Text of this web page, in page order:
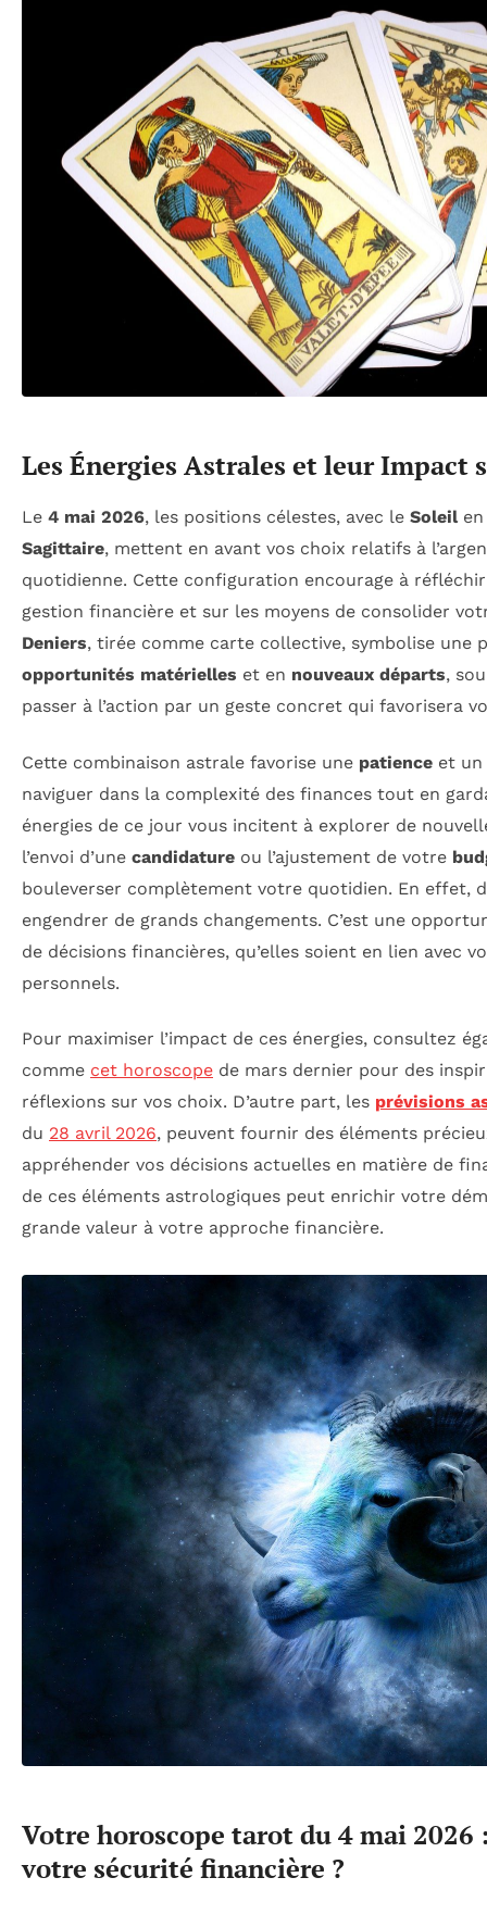
Les Énergies Astrales et leur Impact
Le 4 mai 2026, les positions célestes, avec le Soleil
Sagittaire, mettent en avant vos choix relatifs à
quotidienne. Cette configuration encourage à
gestion financière et sur les moyens de consolider
Deniers, tirée comme carte collective, symbolise une
opportunités matérielles et en nouveaux départs,
passer à l’action par un geste concret qui favorisera
Cette combinaison astrale favorise une patience et un
naviguer dans la complexité des finances tout en
énergies de ce jour vous incitent à explorer de
l’envoi d’une candidature ou l’ajustement de votre
bouleverser complètement votre quotidien. En effet,
engendrer de grands changements. C’est une
de décisions financières, qu’elles soient en lien avec
personnels.
Pour maximiser l’impact de ces énergies, consultez
comme cet horoscope de mars dernier pour des
réflexions sur vos choix. D’autre part, les prévisions
du 28 avril 2026, peuvent fournir des éléments
appréhender vos décisions actuelles en matière de
de ces éléments astrologiques peut enrichir votre
grande valeur à votre approche financière.
Votre horoscope tarot du 4 mai 2026
votre sécurité financière ?